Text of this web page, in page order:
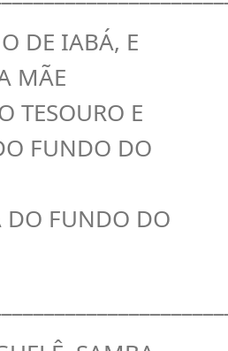
DE IABÁ, E
MÃE
TESOURO E
FUNDO DO
DO FUNDO DO